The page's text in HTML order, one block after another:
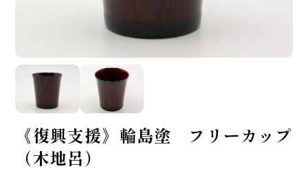
《復興支援》輪島塗 フリーカップ
（木地呂）